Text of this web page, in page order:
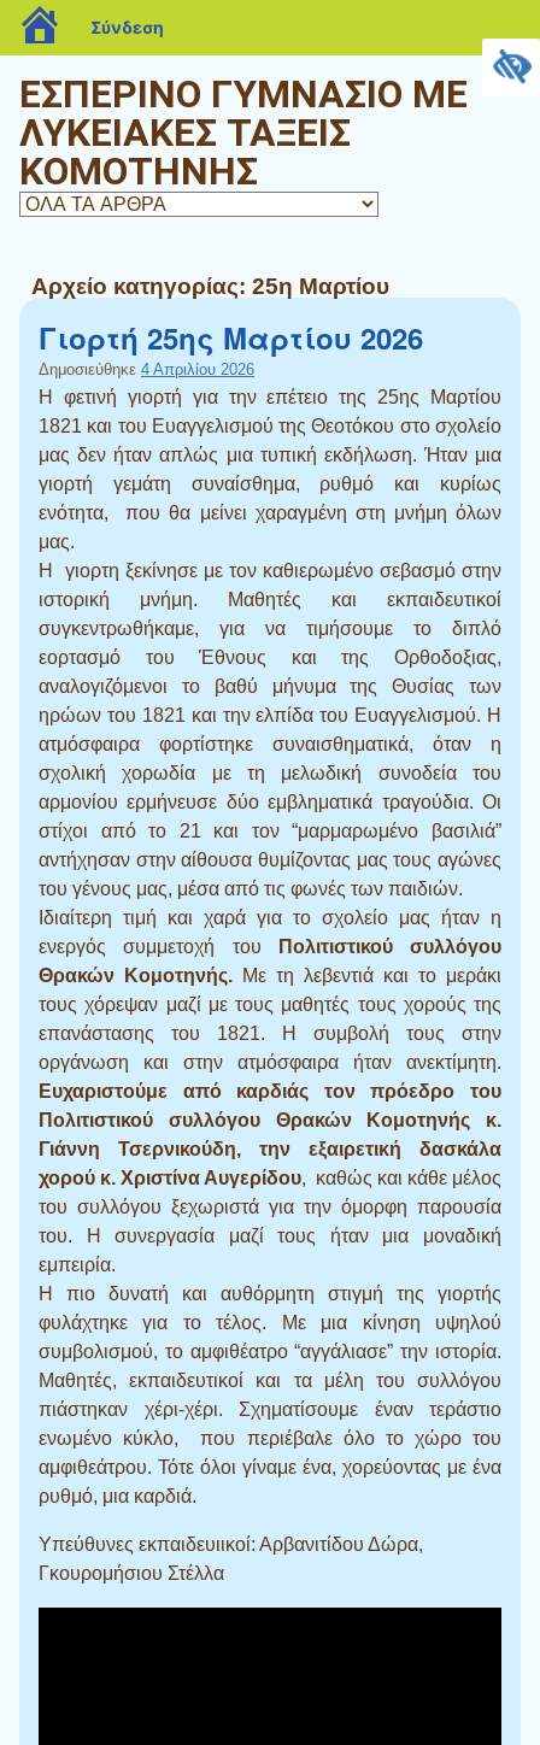
ΕΣΠΕΡΙΝΟ ΓΥΜΝΑΣΙΟ ΜΕ
ΛΥΚΕΙΑΚΕΣ ΤΑΞΕΙΣ
ΚΟΜΟΤΗΝΗΣ
Αρχείο κατηγορίας: 25η Μαρτίου
Γιορτή 25ης Μαρτίου 2026
Δημοσιεύθηκε 4 Απριλίου 2026
Η φετινή γιορτή για την επέτειο της 25ης Μαρτίου
1821 και του Ευαγγελισμού της Θεοτόκου στο σχολείο
μας δεν ήταν απλώς μια τυπική εκδήλωση. Ήταν μια
γιορτή γεμάτη συναίσθημα, ρυθμό και κυρίως
ενότητα, που θα μείνει χαραγμένη στη μνήμη όλων
μας.
Η γιορτη ξεκίνησε με τον καθιερωμένο σεβασμό στην
ιστορική μνήμη. Μαθητές και εκπαιδευτικοί
συγκεντρωθήκαμε, για να τιμήσουμε το διπλό
εορτασμό του Έθνους και της Ορθοδοξιας,
αναλογιζόμενοι το βαθύ μήνυμα της Θυσίας των
ηρώων του 1821 και την ελπίδα του Ευαγγελισμού. Η
ατμόσφαιρα φορτίστηκε συναισθηματικά, όταν η
σχολική χορωδία με τη μελωδική συνοδεία του
αρμονίου ερμήνευσε δύο εμβληματικά τραγούδια. Οι
στίχοι από το 21 και τον “μαρμαρωμένο βασιλιά”
αντήχησαν στην αίθουσα θυμίζοντας μας τους αγώνες
του γένους μας, μέσα από τις φωνές των παιδιών.
Ιδιαίτερη τιμή και χαρά για το σχολείο μας ήταν η
ενεργός συμμετοχή του
Πολιτιστικού συλλόγου
Θρακών Κομοτηνής. Με τη λεβεντιά και το μεράκι
τους χόρεψαν μαζί με τους μαθητές τους χορούς της
επανάστασης του 1821. Η συμβολή τους στην
οργάνωση και στην ατμόσφαιρα ήταν ανεκτίμητη.
Ευχαριστούμε από καρδιάς τον πρόεδρο του
Πολιτιστικού συλλόγου Θρακών Κομοτηνής κ.
Γιάννη Τσερνικούδη, την εξαιρετική δασκάλα
χορού κ. Χριστίνα Αυγερίδου, καθώς και κάθε μέλος
του συλλόγου ξεχωριστά για την όμορφη παρουσία
του. Η συνεργασία μαζί τους ήταν μια μοναδική
εμπειρία.
Η πιο δυνατή και αυθόρμητη στιγμή της γιορτής
φυλάχτηκε για το τέλος. Με μια κίνηση υψηλού
συμβολισμού, το αμφιθέατρο “αγγάλιασε” την ιστορία.
Μαθητές, εκπαιδευτικοί και τα μέλη του συλλόγου
πιάστηκαν χέρι-χέρι. Σχηματίσουμε έναν τεράστιο
ενωμένο κύκλο, που περιέβαλε όλο το χώρο του
αμφιθεάτρου. Τότε όλοι γίναμε ένα, χορεύοντας με ένα
ρυθμό, μια καρδιά.
Υπεύθυνες εκπαιδευιικοί: Αρβανιτίδου Δώρα,
Γκουρομήσιου Στέλλα
blogs.sch.gr
Σύνδεση